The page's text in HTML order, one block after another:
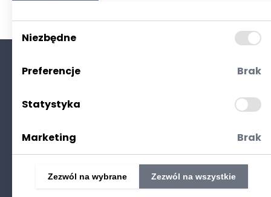
jest odpowiedzią na niedostatki starszych technologii, takich
jak kable miedziane, które nie spełniają już współczesnych
standardów komunikacji cyfrowej. W miastach i wsiach
nowoczesności i otwartości na przyszłość.
Polityka prywatności
Niezbędne
Preferencje Brak
Statystyka
Marketing Brak
Zezwól na wybrane Zezwól na wszystkie